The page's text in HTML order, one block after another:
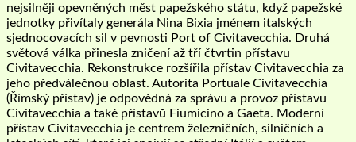
nejsilněji opevněných měst papežského státu, když papežské
jednotky přivítaly generála Nina Bixia jménem italských
sjednocovacích sil v pevnosti Port of Civitavecchia. Druhá
světová válka přinesla zničení až tří čtvrtin přístavu
Civitavecchia. Rekonstrukce rozšířila přístav Civitavecchia za
jeho předválečnou oblast. Autorita Portuale Civitavecchia
(Římský přístav) je odpovědná za správu a provoz přístavu
Civitavecchia a také přístavů Fiumicino a Gaeta. Moderní
přístav Civitavecchia je centrem železničních, silničních a